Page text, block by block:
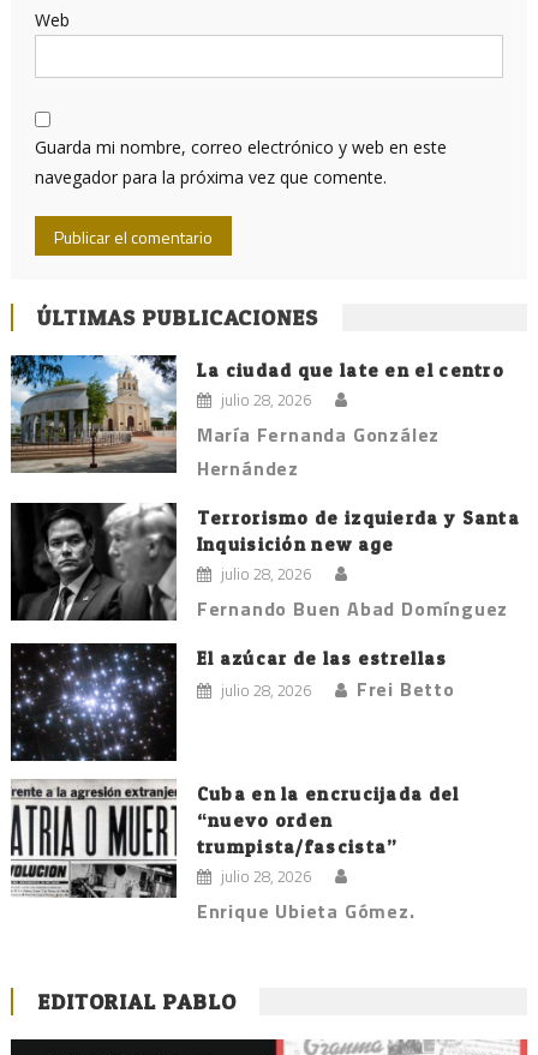
Web
Guarda mi nombre, correo electrónico y web en este
navegador para la próxima vez que comente.
ÚLTIMAS PUBLICACIONES
La ciudad que late en el centro
julio 28, 2026
María Fernanda González
Hernández
Terrorismo de izquierda y Santa
Inquisición new age
julio 28, 2026
Fernando Buen Abad Domínguez
El azúcar de las estrellas
julio 28, 2026 Frei Betto
Cuba en la encrucijada del
“nuevo orden
trumpista/fascista”
julio 28, 2026
Enrique Ubieta Gómez.
EDITORIAL PABLO